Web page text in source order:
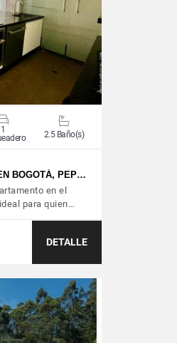
1
2.5 Baño(s)
BOGOTÁ, PEP…
en el
para quien…
DETALLE